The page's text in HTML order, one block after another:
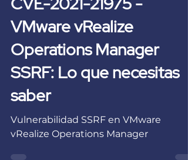
CVE-2021-21975 -
VMware vRealize
Operations Manager
SSRF: Lo que necesitas
saber
Vulnerabilidad SSRF en VMware
vRealize Operations Manager